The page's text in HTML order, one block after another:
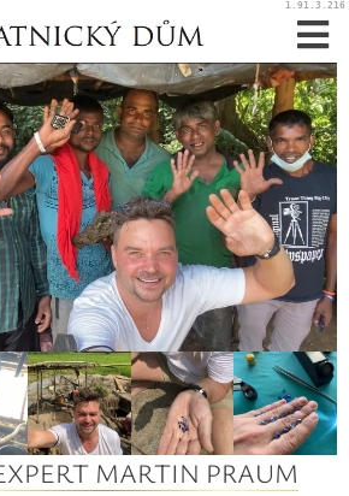
Zásnubní prsteny
Snubní prsteny
Zakázková výroba
Opravy šperků
Opravy hodinek
Diamanty
Rubíny
1.91.3.216
MARTIN PRAUM